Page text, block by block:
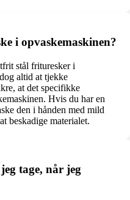
i opvaskemaskinen?
stål frituresker i
altid at tjekke
at det specifikke
Hvis du har en
den i hånden med mild
beskadige materialet.
tage, når jeg